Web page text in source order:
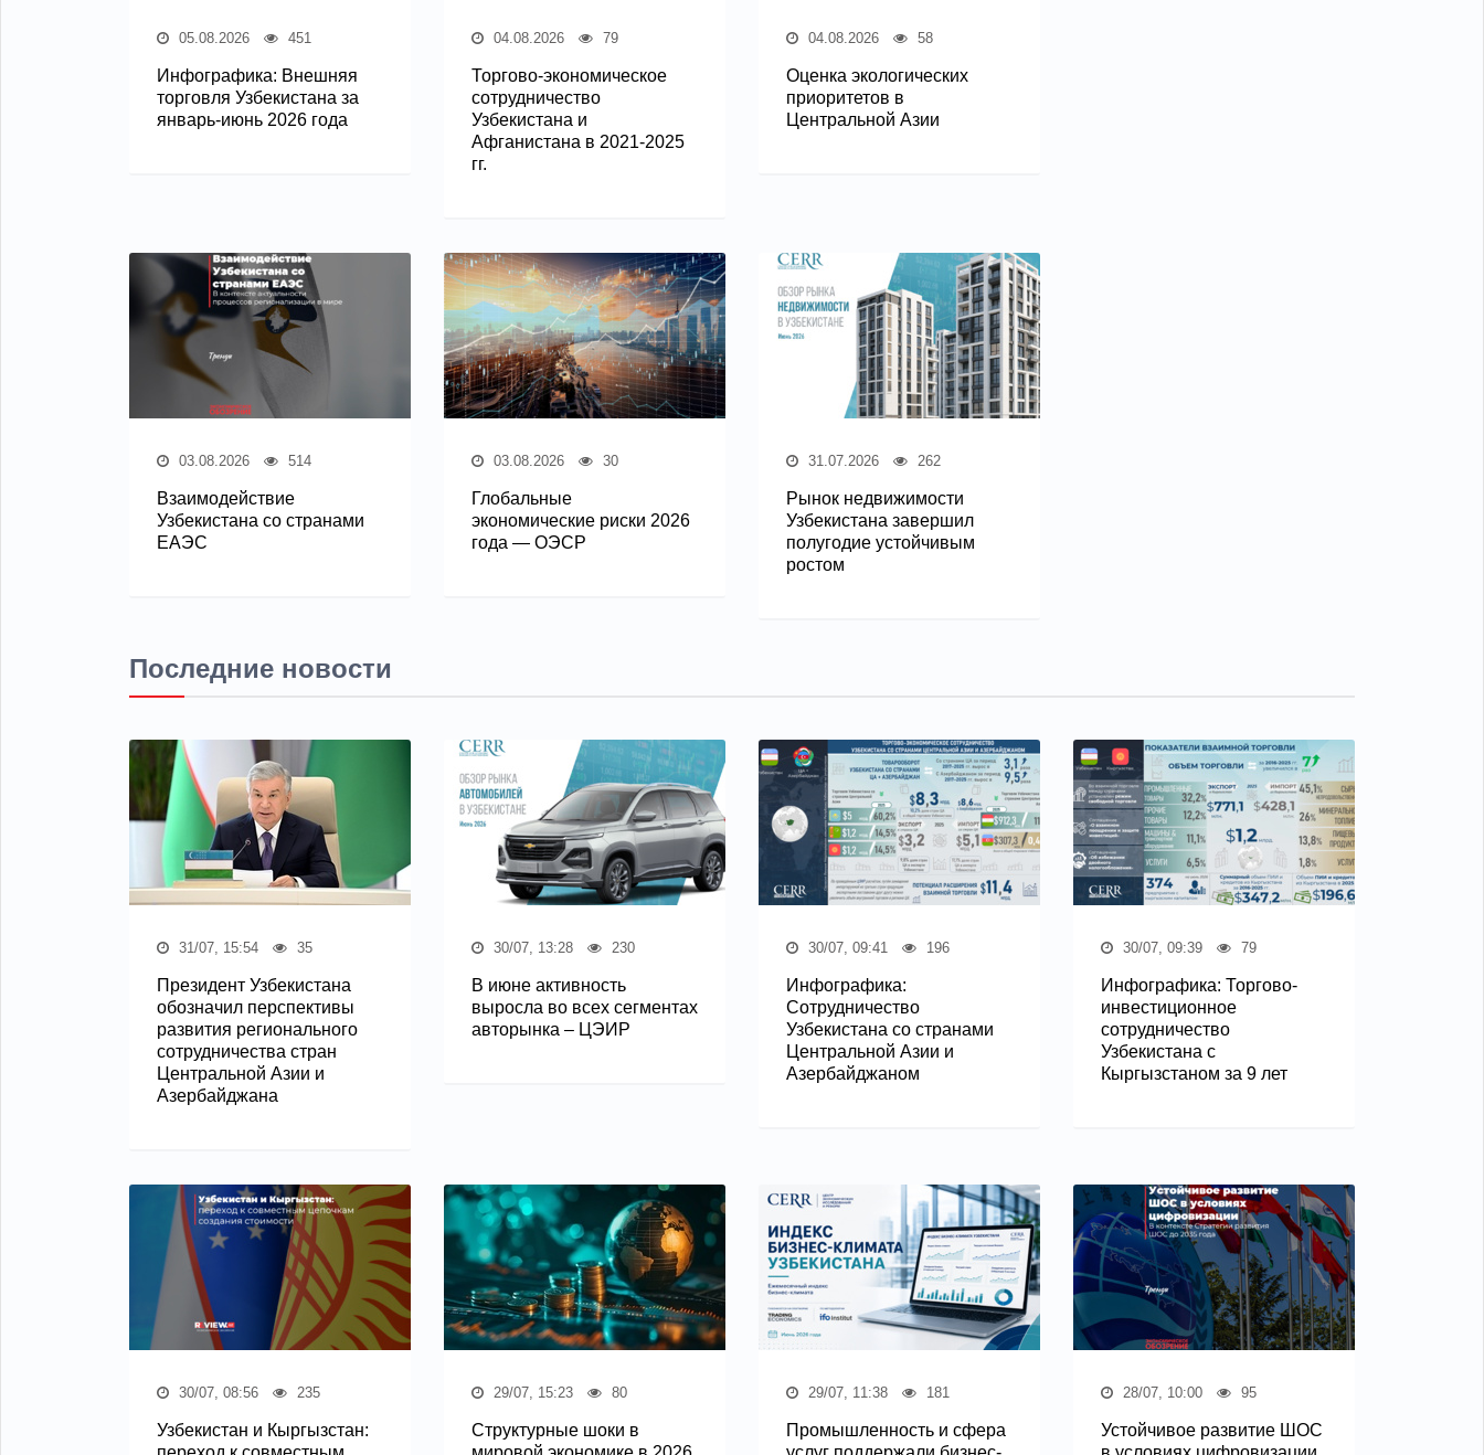
05.08.2026 451
Инфографика: Внешняя
торговля Узбекистана за
январь-июнь 2026 года
04.08.2026 79
Торгово-экономическое
сотрудничество
Узбекистана и
Афганистана в 2021-2025
гг.
04.08.2026 58
Оценка экологических
приоритетов в
Центральной Азии
03.08.2026 514
Взаимодействие
Узбекистана со странами
ЕАЭС
03.08.2026 30
Глобальные
экономические риски 2026
года — ОЭСР
31.07.2026 262
Рынок недвижимости
Узбекистана завершил
полугодие устойчивым
ростом
Последние новости
31/07, 15:54 35
Президент Узбекистана
обозначил перспективы
развития регионального
сотрудничества стран
Центральной Азии и
Азербайджана
30/07, 13:28 230
В июне активность
выросла во всех сегментах
авторынка – ЦЭИР
30/07, 09:41 196
Инфографика:
Сотрудничество
Узбекистана со странами
Центральной Азии и
Азербайджаном
30/07, 09:39 79
Инфографика: Торгово-
инвестиционное
сотрудничество
Узбекистана с
Кыргызстаном за 9 лет
30/07, 08:56 235
Узбекистан и Кыргызстан:
29/07, 15:23 80
Структурные шоки в
29/07, 11:38 181
Промышленность и сфера
28/07, 10:00 95
Устойчивое развитие ШОС